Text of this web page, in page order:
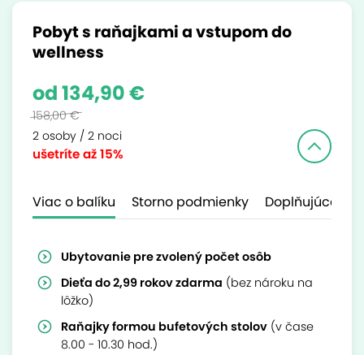
Pobyt s raňajkami a vstupom do
wellness
ušetríteaž 15%
od 134,90 €
158,00 €
2 osoby / 2 noci
Viac o balíku Storno podmienky Doplňujúce
Ubytovanie pre zvolený počet osôb
Dieťa do 2,99 rokovzdarma (bez nároku na
lôžko)
Raňajky formou bufetových stolov (v čase
8.00 - 10.30 hod.)